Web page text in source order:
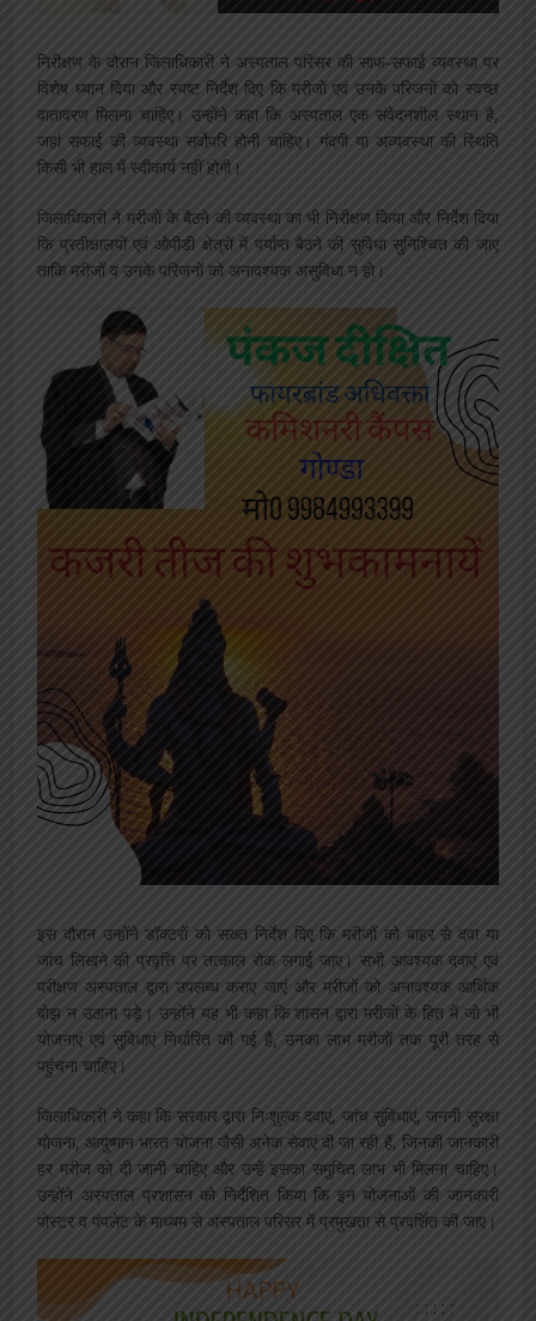
निरीक्षण के दौरान जिलाधिकारी ने अस्पताल परिसर की साफ-सफाई व्यवस्था पर
विशेष ध्यान दिया और स्पष्ट निर्देश दिए कि मरीजों एवं उनके परिजनों को स्वच्छ
वातावरण मिलना चाहिए। उन्होंने कहा कि अस्पताल एक संवेदनशील स्थान है,
जहां सफाई की व्यवस्था सर्वोपरि होनी चाहिए। गंदगी या अव्यवस्था की स्थिति
किसी भी हाल में स्वीकार्य नहीं होगी।
जिलाधिकारी ने मरीजों के बैठने की व्यवस्था का भी निरीक्षण किया और निर्देश दिया
कि प्रतीक्षालयों एवं ओपीडी क्षेत्रों में पर्याप्त बैठने की सुविधा सुनिश्चित की जाए
ताकि मरीजों व उनके परिजनों को अनावश्यक असुविधा न हो।
इस दौरान उन्होंने डॉक्टरों को सख्त निर्देश दिए कि मरीजों को बाहर से दवा या
जांच लिखने की प्रवृत्ति पर तत्काल रोक लगाई जाए। सभी आवश्यक दवाएं एवं
परीक्षण अस्पताल द्वारा उपलब्ध कराए जाएं और मरीजों को अनावश्यक आर्थिक
बोझ न उठाना पड़े। उन्होंने यह भी कहा कि शासन द्वारा मरीजों के हित में जो भी
योजनाएं एवं सुविधाएं निर्धारित की गई हैं, उनका लाभ मरीजों तक पूरी तरह से
पहुंचना चाहिए।
जिलाधिकारी ने कहा कि सरकार द्वारा निःशुल्क दवाएं, जांच सुविधाएं, जननी सुरक्षा
योजना, आयुष्मान भारत योजना जैसी अनेक सेवाएं दी जा रही हैं, जिनकी जानकारी
हर मरीज को दी जानी चाहिए और उन्हें इसका समुचित लाभ भी मिलना चाहिए।
उन्होंने अस्पताल प्रशासन को निर्देशित किया कि इन योजनाओं की जानकारी
पोस्टर व पंपलेट के माध्यम से अस्पताल परिसर में प्रमुखता से प्रदर्शित की जाए।